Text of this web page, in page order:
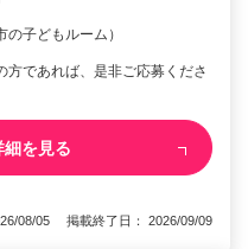
子どもルーム）
方であれば、是非ご応募くださ
細を見る
08/05 掲載終了日： 2026/09/09